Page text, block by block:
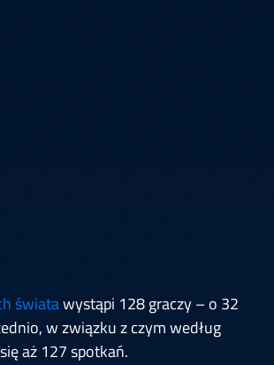
światawystąpi 128 graczy – o 32
w związku z czym według
aż 127 spotkań.